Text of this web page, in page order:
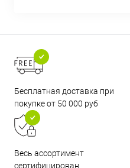
Бесплатная доставка при
покупке от 50 000 руб
Весь ассортимент
сертифицирован